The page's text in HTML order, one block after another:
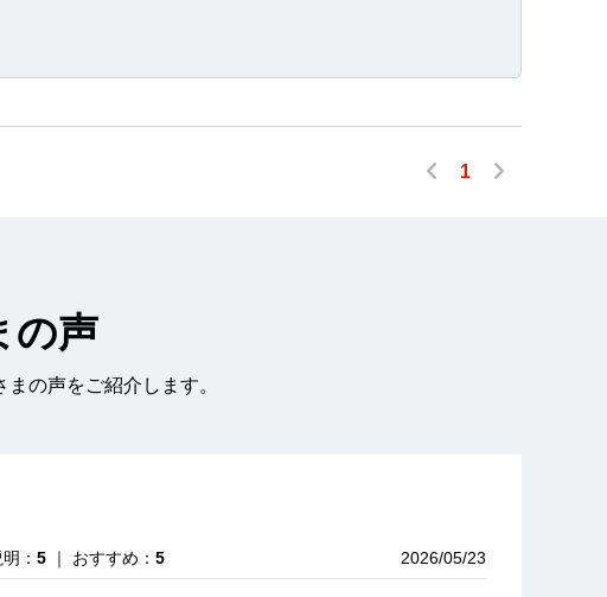
1
の声
の声をご紹介します。
： 5 ｜ おすすめ： 5 2026/05/23